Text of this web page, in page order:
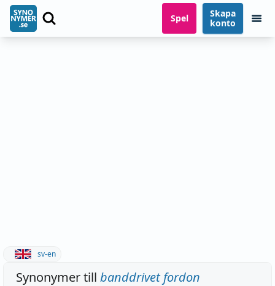
Spel
Skapa
konto
sv-en
Synonymer till banddrivet fordon